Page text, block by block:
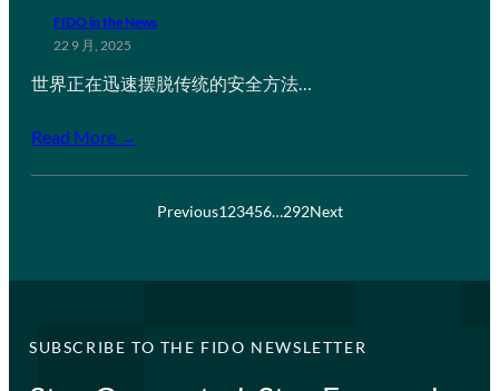
FIDO in the News
22 9 月, 2025
世界正在迅速摆脱传统的安全方法…
Read More →
Previous123456…292Next
SUBSCRIBE TO THE FIDO NEWSLETTER